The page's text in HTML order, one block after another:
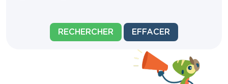
RECHERCHER EFFACER